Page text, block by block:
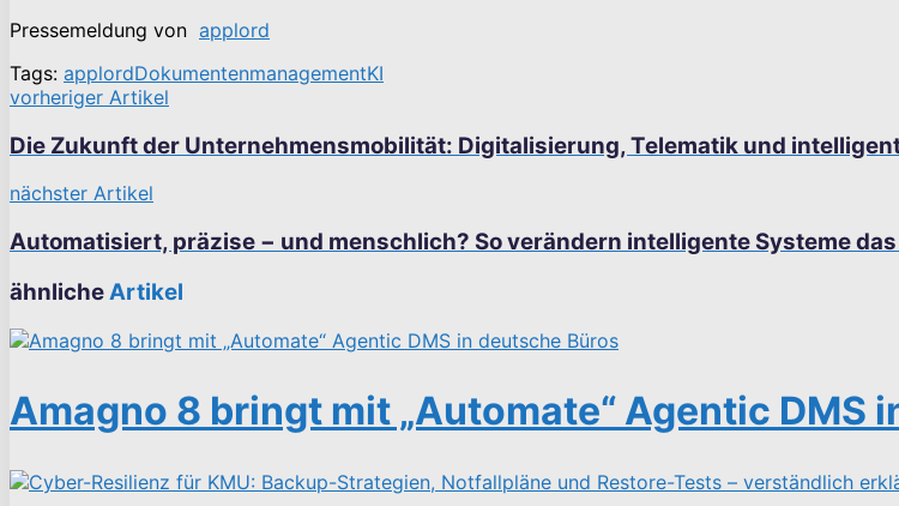
Pressemeldung von applord
Tags: applordDokumentenmanagementKI
vorheriger Artikel
Die Zukunft der Unternehmensmobilität: Digitalisierung, Telematik und
nächster Artikel
Automatisiert, präzise − und menschlich? So verändern intelligente Systeme
ähnlicheArtikel
Amagno 8 bringt mit „Automate“ Agentic DMS